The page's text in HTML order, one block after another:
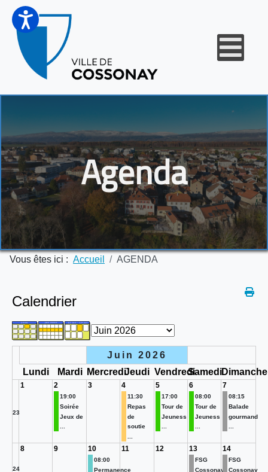
Agenda
Vous êtes ici : Accueil AGENDA
Calendrier
Juin 2026
Lundi
Mardi MercrediJeudi VendrediSamediDimanche
23
1 2
19:00
Soirée
Jeux de
...
3 4
11:30
Repas
de
soutie
5
17:00
Tour de
Jeuness
...
6
08:00
Tour de
Jeuness
...
7
08:15
Balade
gourmand
...
24
8 9 10
08:00
Permanence
11 12 13
FSG
Cossonay
14
FSG
Cossonay